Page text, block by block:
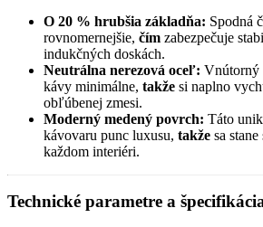
O 20 % hrubšia základňa: Spodná
rovnomernejšie, čím zabezpečuje
indukčných doskách.
Neutrálna nerezová oceľ: Vnútorný
kávy minimálne, takže si naplno
obľúbenej zmesi.
Moderný medený povrch: Táto
kávovaru punc luxusu, takže sa
každom interiéri.
Technické parametre a